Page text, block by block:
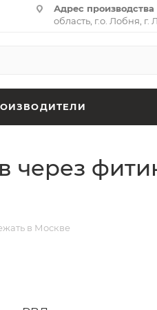
Адрес
область, г.о. Лобня, г.
в Москве